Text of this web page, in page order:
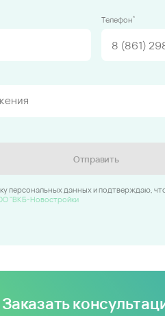
Телефон*
Отправить
персональных данных и подтверждаю,
"ВКБ-Новостройки
Заказать